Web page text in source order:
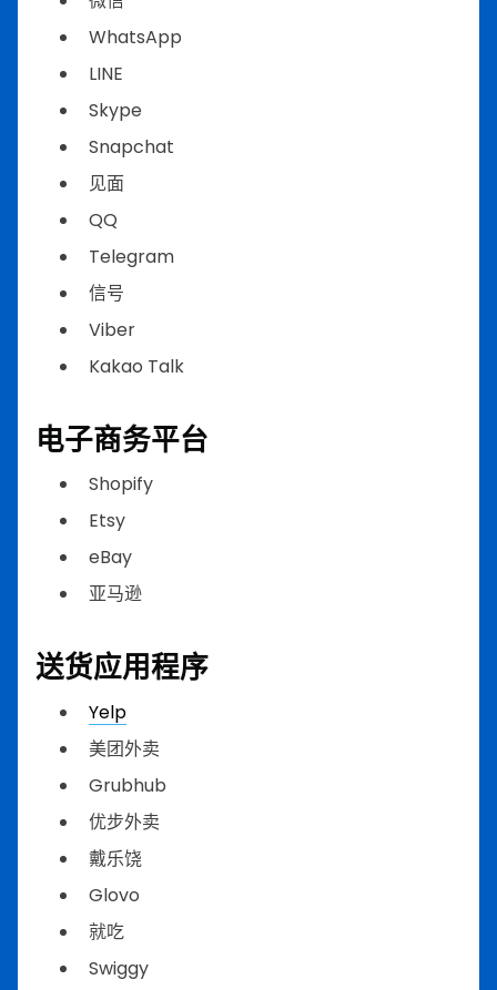
WhatsApp
LINE
Skype
Snapchat
见面
QQ
Telegram
信号
Viber
Kakao Talk
电子商务平台
Shopify
Etsy
eBay
亚马逊
送货应用程序
Yelp
美团外卖
Grubhub
优步外卖
戴乐饶
Glovo
就吃
Swiggy